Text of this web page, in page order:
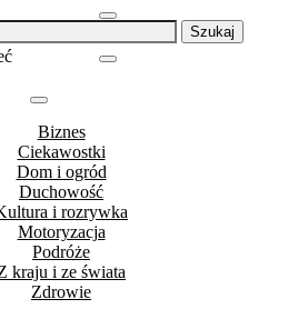
Biznes
Ciekawostki
Dom i ogród
Duchowość
i rozrywka
Motoryzacja
Podróże
kraju i ze świata
Zdrowie